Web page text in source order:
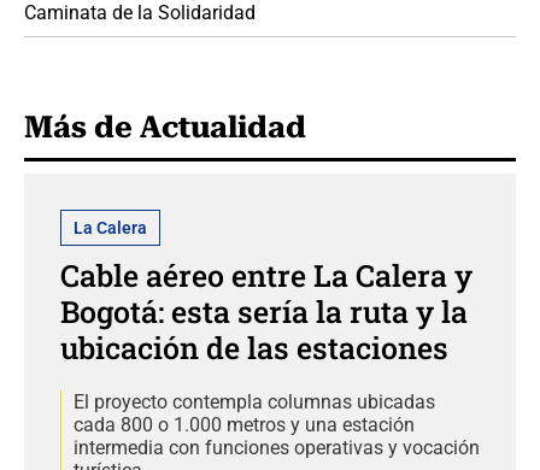
Caminata de la Solidaridad
Más de Actualidad
La Calera
Cable aéreo entre La Calera y
Bogotá: esta sería la ruta y la
ubicación de las estaciones
El proyecto contempla columnas ubicadas
cada 800 o 1.000 metros y una estación
intermedia con funciones operativas y vocación